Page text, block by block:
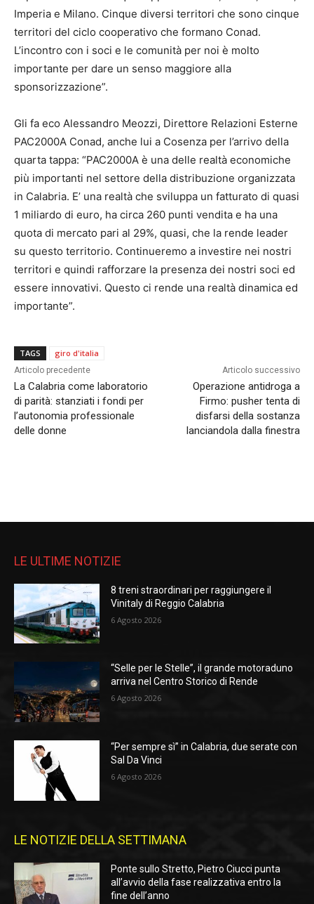
Imperia e Milano. Cinque diversi territori che sono cinque
territori del ciclo cooperativo che formano Conad.
L’incontro con i soci e le comunità per noi è molto
importante per dare un senso maggiore alla
sponsorizzazione”.
Gli fa eco Alessandro Meozzi, Direttore Relazioni Esterne
PAC2000A Conad, anche lui a Cosenza per l’arrivo della
quarta tappa: “PAC2000A è una delle realtà economiche
più importanti nel settore della distribuzione organizzata
in Calabria. E’ una realtà che sviluppa un fatturato di quasi
1 miliardo di euro, ha circa 260 punti vendita e ha una
quota di mercato pari al 29%, quasi, che la rende leader
su questo territorio. Continueremo a investire nei nostri
territori e quindi rafforzare la presenza dei nostri soci ed
essere innovativi. Questo ci rende una realtà dinamica ed
importante”.
TAGS giro d'italia
Articolo precedente
La Calabria come laboratorio
di parità: stanziati i fondi per
l’autonomia professionale
delle donne
Articolo successivo
Operazione antidroga a
Firmo: pusher tenta di
disfarsi della sostanza
lanciandola dalla finestra
LE ULTIME NOTIZIE
8 treni straordinari per raggiungere il
Vinitaly di Reggio Calabria
6 Agosto 2026
“Selle per le Stelle”, il grande motoraduno
arriva nel Centro Storico di Rende
6 Agosto 2026
“Per sempre sì” in Calabria, due serate con
Sal Da Vinci
6 Agosto 2026
LE NOTIZIE DELLA SETTIMANA
Ponte sullo Stretto, Pietro Ciucci punta
all’avvio della fase realizzativa entro la
fine dell’anno